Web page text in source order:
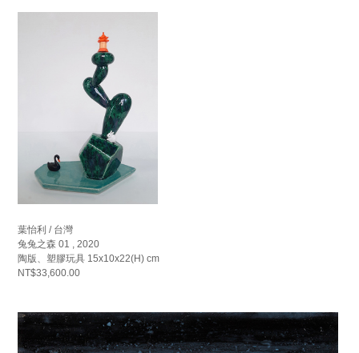
葉怡利 / 台灣
兔兔之森 01 , 2020
陶版、塑膠玩具 15x10x22(H) cm
NT$33,600.00